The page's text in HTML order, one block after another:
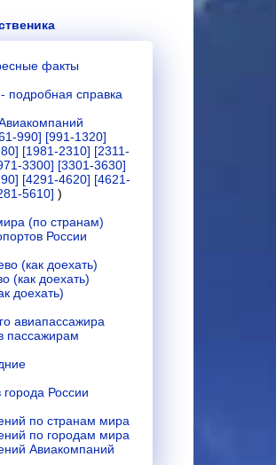
факты
подробная справка
990] [991-1320]
[1981-2310] [2311-
3300] [3301-3630]
[4291-4620] [4621-
5610] )
(по странам)
России
(как доехать)
(как доехать)
доехать)
авиапассажира
пассажирам
России
по странам мира
по городам мира
Авиакомпаний